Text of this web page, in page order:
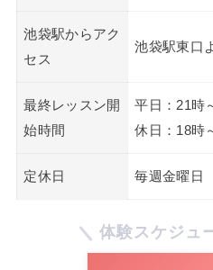
池袋駅からアク
セス
池袋駅東口
最終レッスン開
始時間
平日：21時
休日：18時
定休日 毎週金曜日
体験スケジュ